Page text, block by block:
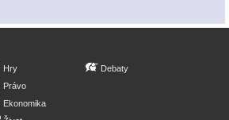
Hry
Právo
Ekonomika
Debaty